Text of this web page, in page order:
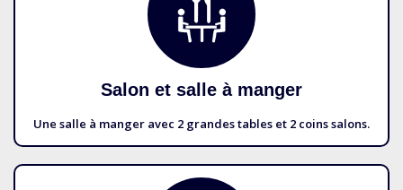
Salon et salle à manger
Une salle à manger avec 2 grandes tables et 2 coins salons.